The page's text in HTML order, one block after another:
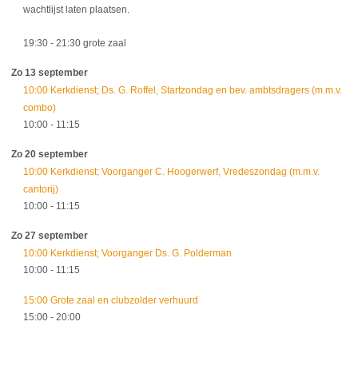
wachtlijst laten plaatsen.
19:30 - 21:30 grote zaal
Zo 13 september
10:00 Kerkdienst; Ds. G. Roffel, Startzondag en bev. ambtsdragers (m.m.v.
combo)
10:00 - 11:15
Zo 20 september
10:00 Kerkdienst; Voorganger C. Hoogerwerf, Vredeszondag (m.m.v.
cantorij)
10:00 - 11:15
Zo 27 september
10:00 Kerkdienst; Voorganger Ds. G. Polderman
10:00 - 11:15
15:00 Grote zaal en clubzolder verhuurd
15:00 - 20:00